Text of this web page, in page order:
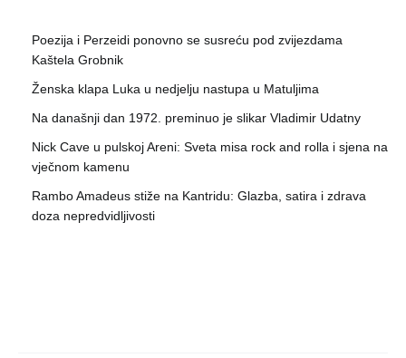
Poezija i Perzeidi ponovno se susreću pod zvijezdama
Kaštela Grobnik
Ženska klapa Luka u nedjelju nastupa u Matuljima
Na današnji dan 1972. preminuo je slikar Vladimir Udatny
Nick Cave u pulskoj Areni: Sveta misa rock and rolla i sjena na
vječnom kamenu
Rambo Amadeus stiže na Kantridu: Glazba, satira i zdrava
doza nepredvidljivosti